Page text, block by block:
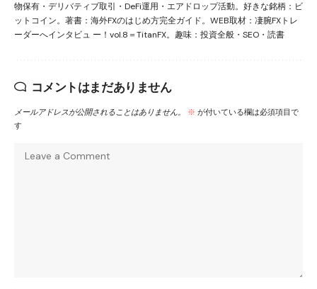
物保有・デリバティブ取引・DeFi運用・エアドロップ活動。好きな銘柄：ビ
ットコイン。著書：海外FXのはじめ方完全ガイド。WEB取材：凄腕FXトレ
ーダーへインタビュ ー！vol.8＝TitanFX。趣味：投資全般・SEO・読書
コメントはまだありません
メールアドレスが公開されることはありません。 ※ が付いている欄は必須項目で
す